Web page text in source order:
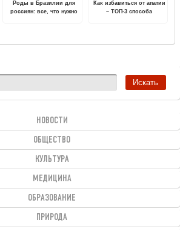
Роды в Бразилии для
россиян: все, что нужно
Как избавиться от апатии
– ТОП-3 способа
НОВОСТИ
ОБЩЕСТВО
КУЛЬТУРА
МЕДИЦИНА
ОБРАЗОВАНИЕ
ПРИРОДА